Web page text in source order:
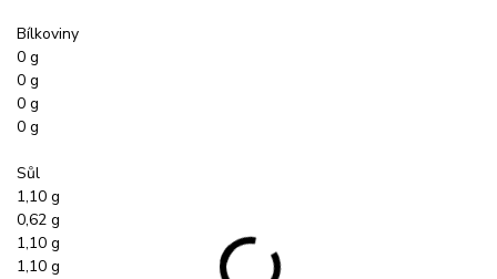
Bílkoviny
0 g
0 g
0 g
0 g
Sůl
1,10 g
0,62 g
1,10 g
1,10 g